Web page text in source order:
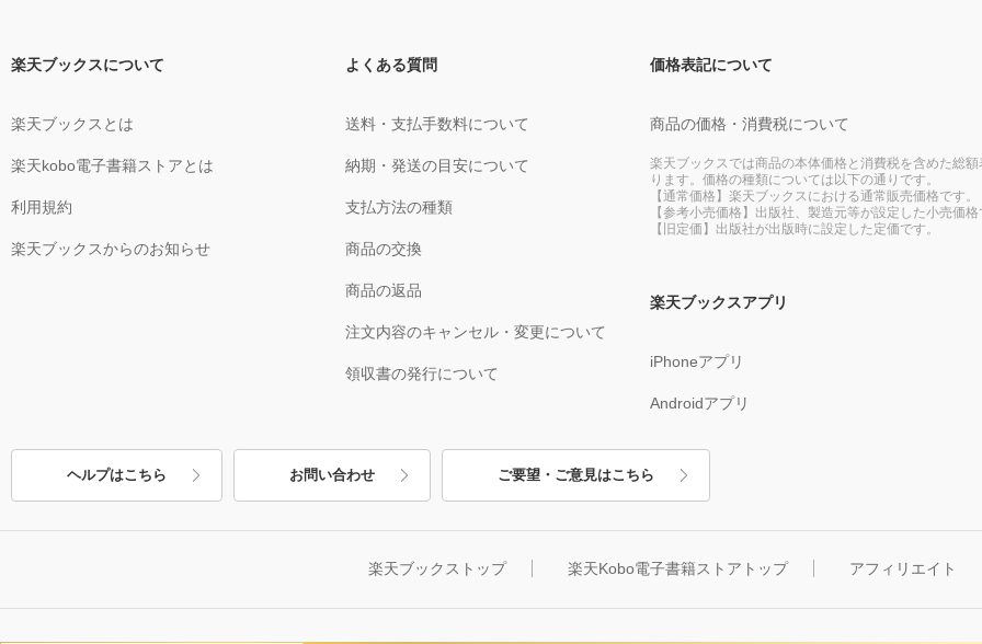
楽天ブックスについて
楽天ブックスとは
楽天kobo電子書籍ストアとは
利用規約
楽天ブックスからのお知らせ
よくある質問
送料・支払手数料について
納期・発送の目安について
支払方法の種類
商品の交換
商品の返品
注文内容のキャンセル・変更について
領収書の発行について
価格表記について
商品の価格・消費税について
楽天ブックスでは商品の本体価格と消費税を含めた総額
ります。価格の種類については以下の通りです。
【通常価格】楽天ブックスにおける通常販売価格です。
【参考小売価格】出版社、製造元等が設定した小売価格
【旧定価】出版社が出版時に設定した定価です。
楽天ブックスアプリ
iPhoneアプリ
Androidアプリ
ヘルプはこちら お問い合わせ ご要望・ご意見はこちら
楽天ブックストップ 楽天Kobo電子書籍ストアトップ アフィリエイト